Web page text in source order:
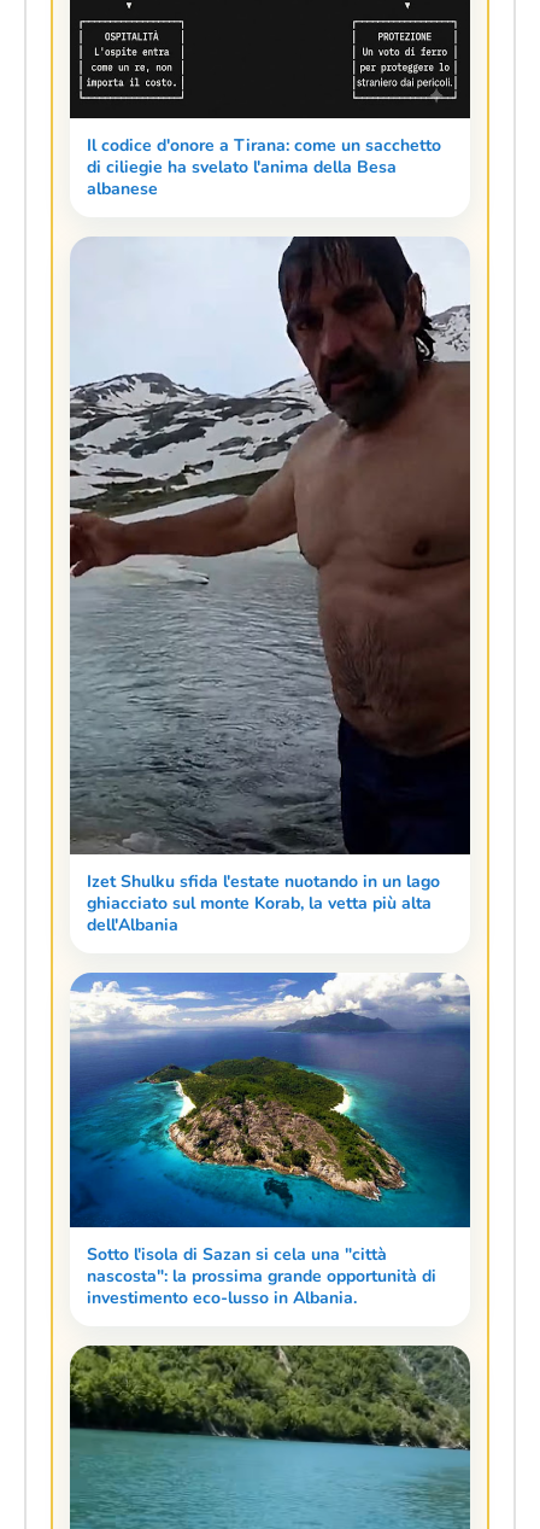
Il codice d'onore a Tirana: come un sacchetto
di ciliegie ha svelato l'anima della Besa
albanese
Izet Shulku sfida l'estate nuotando in un lago
ghiacciato sul monte Korab, la vetta più alta
dell'Albania
Sotto l'isola di Sazan si cela una "città
nascosta": la prossima grande opportunità di
investimento eco-lusso in Albania.